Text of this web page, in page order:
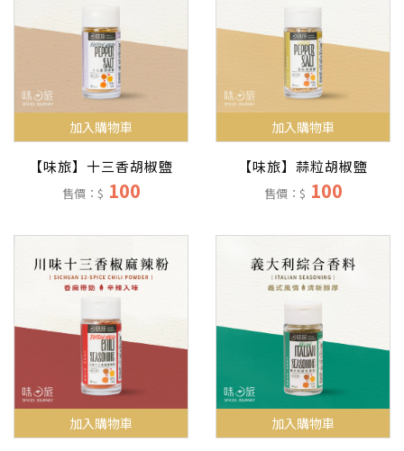
加入購物車
【味旅】十三香胡椒鹽
售價：$ 100
加入購物車
【味旅】蒜粒胡椒鹽
售價：$ 100
加入購物車 加入購物車